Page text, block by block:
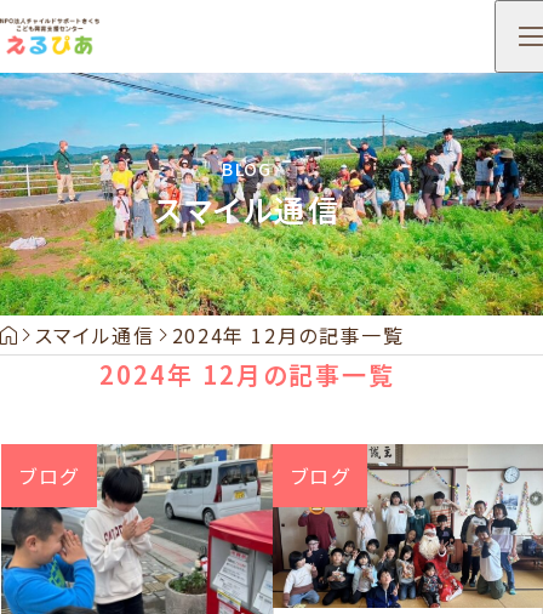
BLOG
スマイル通信
HOME
スマイル通信 2024年 12月の記事一覧
2024年 12月の記事一覧
ブログ ブログ